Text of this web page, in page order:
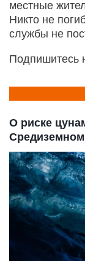
местные
Никто не
службы не
Подпишитесь
О риске